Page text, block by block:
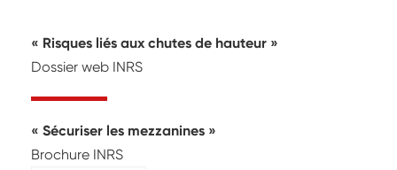
Risques liés aux chutes de hauteur
Dossier web INRS
Sécuriser les mezzanines
Brochure INRS